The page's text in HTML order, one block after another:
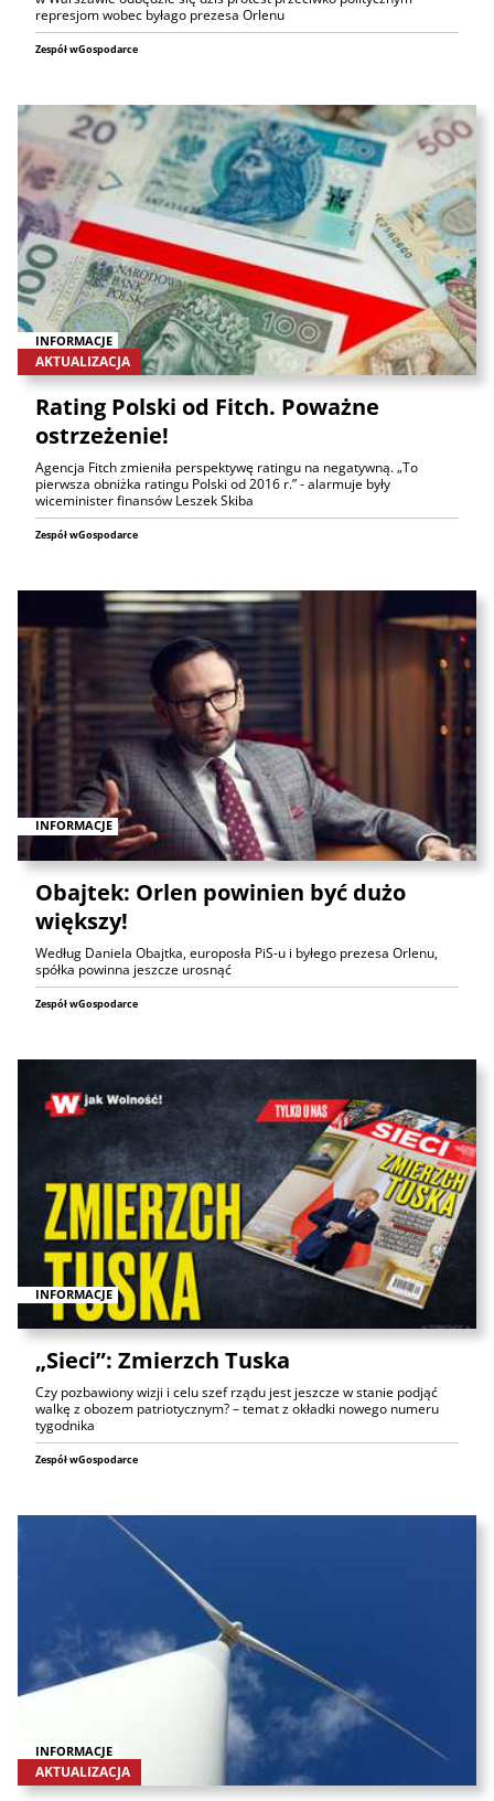
represjom wobec byłago prezesa Orlenu
Zespół wGospodarce
INFORMACJE
AKTUALIZACJA
Rating Polski od Fitch. Poważne
ostrzeżenie!
Agencja Fitch zmieniła perspektywę ratingu na negatywną. „To
pierwsza obniżka ratingu Polski od 2016 r.” - alarmuje były
wiceminister finansów Leszek Skiba
Zespół wGospodarce
INFORMACJE
Obajtek: Orlen powinien być dużo
większy!
Według Daniela Obajtka, europosła PiS-u i byłego prezesa Orlenu,
spółka powinna jeszcze urosnąć
Zespół wGospodarce
INFORMACJE
„Sieci”: Zmierzch Tuska
Czy pozbawiony wizji i celu szef rządu jest jeszcze w stanie podjąć
walkę z obozem patriotycznym? – temat z okładki nowego numeru
tygodnika
Zespół wGospodarce
INFORMACJE
AKTUALIZACJA